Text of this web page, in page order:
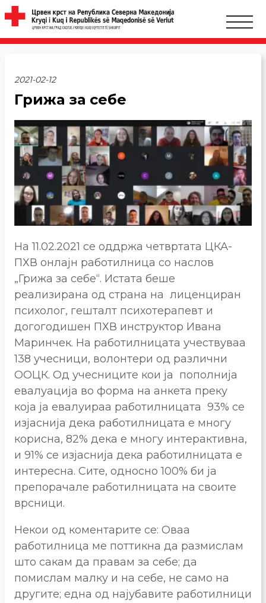
2021-02-12
Грижа за себе
На 11.02.2021 се оддржа четвртата ЦКА-
ПХВ онлајн работилница со наслов
„Грижа за себе“. Истата беше
реализирана од страна на лиценциран
психолог, гешталт психотерапевт и
догогодишен ПХВ инструктор Ивана
Маринчек. На работилницата учествуваа
138 учесници, волонтери од различни
ООЦК. Од учесниците кои ја пополнија
евалуација во форма на анкета преку
која ја евалуираа работилницата 93% се
изјаснија дека работилницата е многу
корисна, 82% дека е многу интерактивна,
и 91% се изјаснија дека работилницата е
интересна. Сите, односно 100% би ја
препорачале работилницата на своите
врсници.
Некои од коментарите се: Оваа
работилница ме поттикна да размислам
што сакам да правам за себе; да
помислам малку и на себе, не само на
другите; една од најубавите работилници